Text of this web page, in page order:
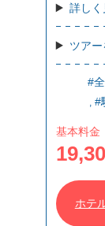
詳しく
ツア
#
#
基本料金
ホテ